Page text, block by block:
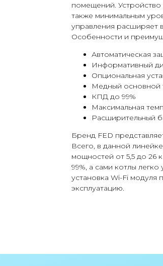
помещений.
также минимальным
управления расширяет
Особенности и
Автоматическая
Информативный
Опциональная
Медный основной
КПД до 99%
Максимальная
Расширительный
Бренд FED
Всего, в данной
мощностей от 5,5 до 26
99%, а сами котлы
установка Wi-Fi модуля
эксплуатацию.